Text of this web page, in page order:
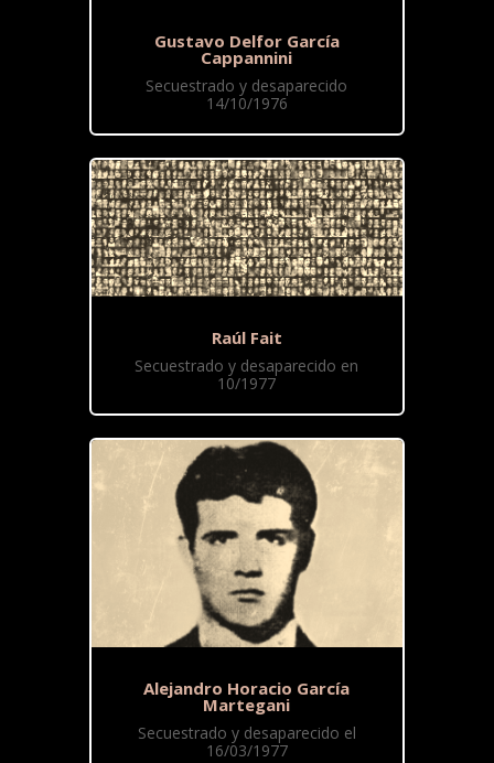
Gustavo Delfor García
Cappannini
Secuestrado y desaparecido
14/10/1976
Raúl Fait
Secuestrado y desaparecido en
10/1977
Alejandro Horacio García
Martegani
Secuestrado y desaparecido el
16/03/1977